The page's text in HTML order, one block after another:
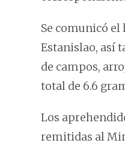
Se comunicó el
Estanislao, así
de campos,
total de 6.6
Los
remitidas al